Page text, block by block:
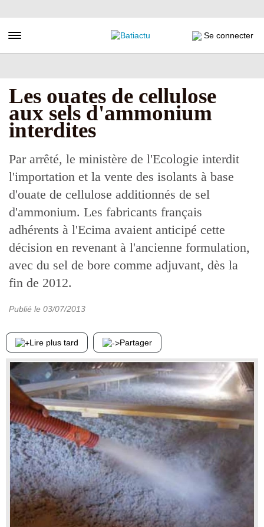
au
principal
Toggle navigation Se connecter
Les ouates de cellulose
aux sels d'ammonium
interdites
Par arrêté, le ministère de l'Ecologie interdit
l'importation et la vente des isolants à base
d'ouate de cellulose additionnés de sel
d'ammonium. Les fabricants français
adhérents à l'Ecima avaient anticipé cette
décision en revenant à l'ancienne formulation,
avec du sel de bore comme adjuvant, dès la
fin de 2012.
Publié le 03/07/2013
Lire plus tard Partager